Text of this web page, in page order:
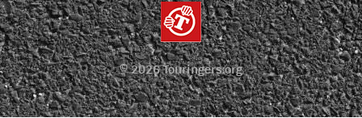
© 2026 Touringers.org